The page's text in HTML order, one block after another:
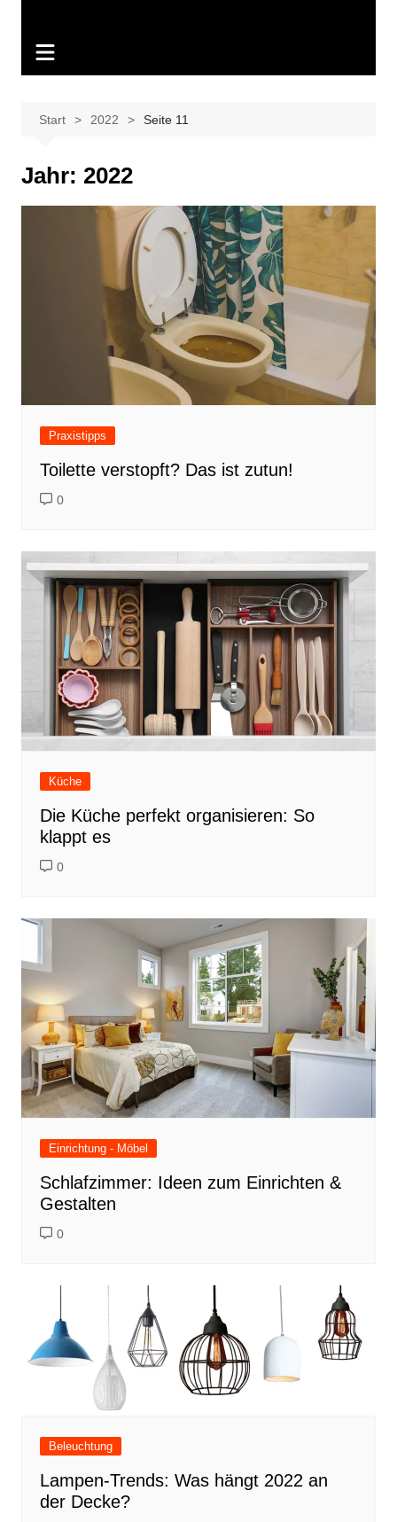
Start 2022 Seite 11
Jahr: 2022
Praxistipps
Toilette verstopft? Das ist zutun!
0
Küche
Die Küche perfekt organisieren: So
klappt es
0
Einrichtung - Möbel
Schlafzimmer: Ideen zum Einrichten &
Gestalten
0
Beleuchtung
Lampen-Trends: Was hängt 2022 an
der Decke?